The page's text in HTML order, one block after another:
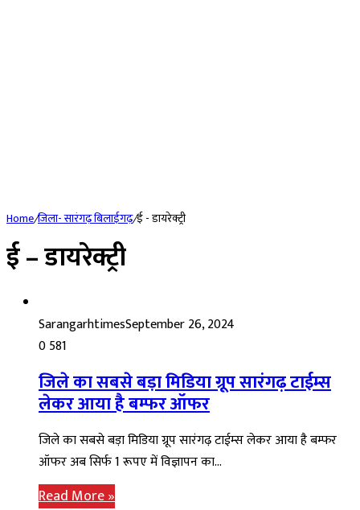
Home/जिला- सारंगढ़ बिलाईगढ़/ई - डायरेक्ट्री
ई – डायरेक्ट्री
SarangarhtimesSeptember 26, 2024
0581
जिले का सबसे बड़ा मिडिया ग्रूप सारंगढ़ टाईम्स
लेकर आया है बम्फर ऑफर
जिले का सबसे बड़ा मिडिया ग्रूप सारंगढ़ टाईम्स लेकर आया है बम्फर
ऑफर अब सिर्फ 1 रूपए में विज्ञापन का…
Read More »